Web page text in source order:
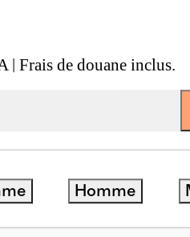
| Frais de douane inclus.
Homme